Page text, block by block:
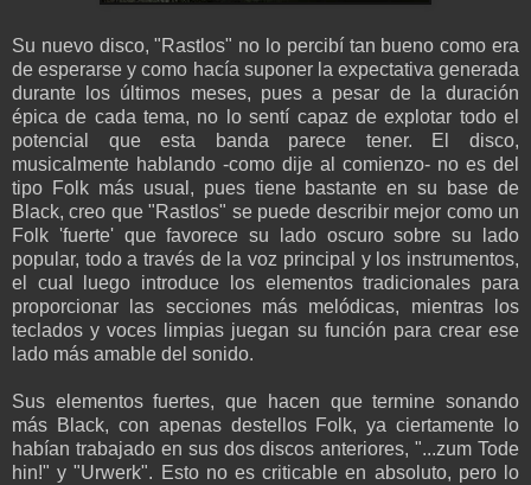
Su nuevo disco, "Rastlos" no lo percibí tan bueno como era
de esperarse y como hacía suponer la expectativa generada
durante los últimos meses, pues a pesar de la duración
épica de cada tema, no lo sentí capaz de explotar todo el
potencial que esta banda parece tener. El disco,
musicalmente hablando -como dije al comienzo- no es del
tipo Folk más usual, pues tiene bastante en su base de
Black, creo que "Rastlos" se puede describir mejor como un
Folk 'fuerte' que favorece su lado oscuro sobre su lado
popular, todo a través de la voz principal y los instrumentos,
el cual luego introduce los elementos tradicionales para
proporcionar las secciones más melódicas, mientras los
teclados y voces limpias juegan su función para crear ese
lado más amable del sonido.
Sus elementos fuertes, que hacen que termine sonando
más Black, con apenas destellos Folk, ya ciertamente lo
habían trabajado en sus dos discos anteriores, "...zum Tode
hin!" y "Urwerk". Esto no es criticable en absoluto, pero lo